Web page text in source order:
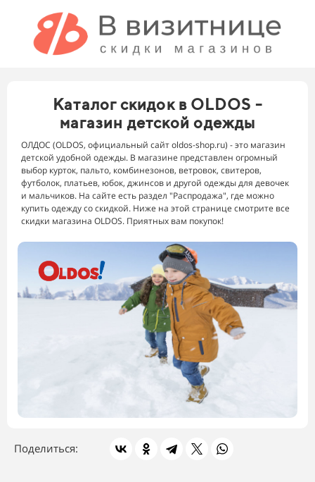
Каталог скидок в OLDOS -
магазин детской одежды
ОЛДОС (OLDOS, официальный сайт oldos-shop.ru) - это магазин
детской удобной одежды. В магазине представлен огромный
выбор курток, пальто, комбинезонов, ветровок, свитеров,
футболок, платьев, юбок, джинсов и другой одежды для девочек
и мальчиков. На сайте есть раздел "Распродажа", где можно
купить одежду со скидкой. Ниже на этой странице смотрите все
скидки магазина OLDOS. Приятных вам покупок!
Поделиться: